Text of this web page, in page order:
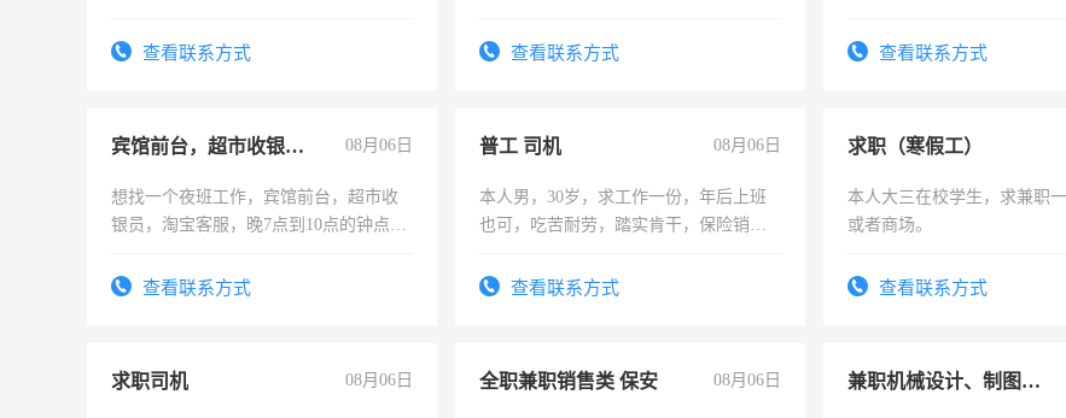
查看联系方式
频，培训手机拍摄剪辑，教你玩转抖
查看联系方式 查看联系方式
宾馆前台，超市收银员，淘宝客服 08月06日
想找一个夜班工作，宾馆前台，超市收
银员，淘宝客服，晚7点到10点的钟点
号同微信查看联系方式
普工 司机 08月06日
本人男，30岁，求工作一份，年后上班
也可，吃苦耐劳，踏实肯干，保险销售
查看联系方式
求职（寒假工）
本人大三在校学生，求兼职
或者商场。
查看联系方式
求职司机 08月06日 全职兼职销售类 保安 08月06日 兼职机械设计、制图、设备改造